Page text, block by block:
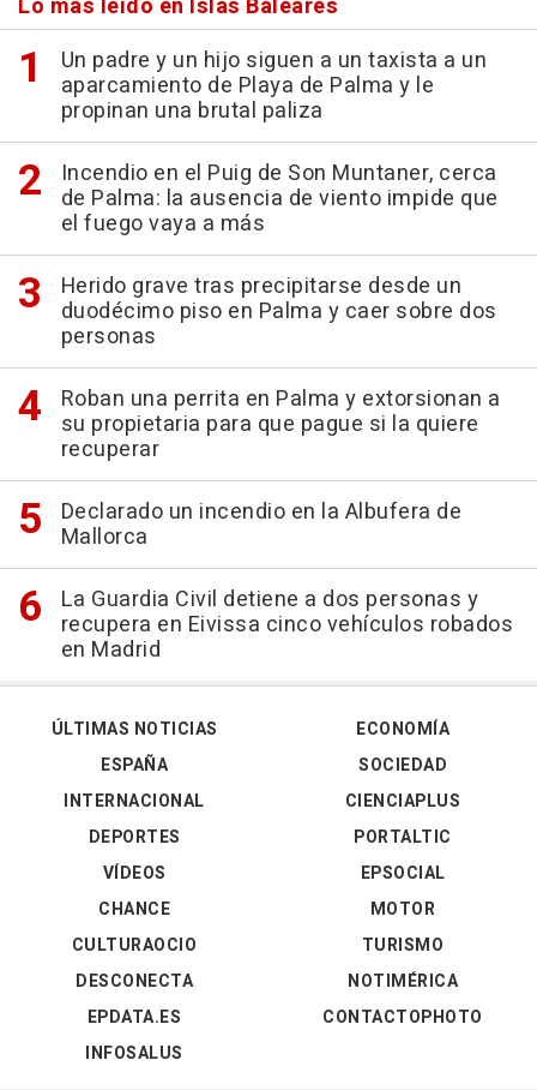
Lo más leído en Islas Baleares
Un padre y un hijo siguen a un taxista a un
aparcamiento de Playa de Palma y le
propinan una brutal paliza
Incendio en el Puig de Son Muntaner, cerca
de Palma: la ausencia de viento impide que
el fuego vaya a más
Herido grave tras precipitarse desde un
duodécimo piso en Palma y caer sobre dos
personas
Roban una perrita en Palma y extorsionan a
su propietaria para que pague si la quiere
recuperar
Declarado un incendio en la Albufera de
Mallorca
La Guardia Civil detiene a dos personas y
recupera en Eivissa cinco vehículos robados
en Madrid
ÚLTIMAS NOTICIAS
ESPAÑA
INTERNACIONAL
DEPORTES
VÍDEOS
ECONOMÍA
SOCIEDAD
CIENCIAPLUS
PORTALTIC
EPSOCIAL
CHANCE
CULTURAOCIO
DESCONECTA
EPDATA.ES
INFOSALUS
MOTOR
TURISMO
NOTIMÉRICA
CONTACTOPHOTO